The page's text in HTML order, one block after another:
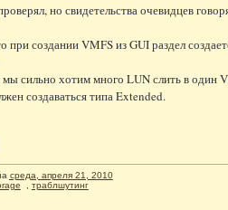
но свидетельства очевидцев
при создании VMFS из GUI раздел
сильно хотим много LUN слить в один
создаваться типа Extended.
среда, апреля 21, 2010
траблшутинг